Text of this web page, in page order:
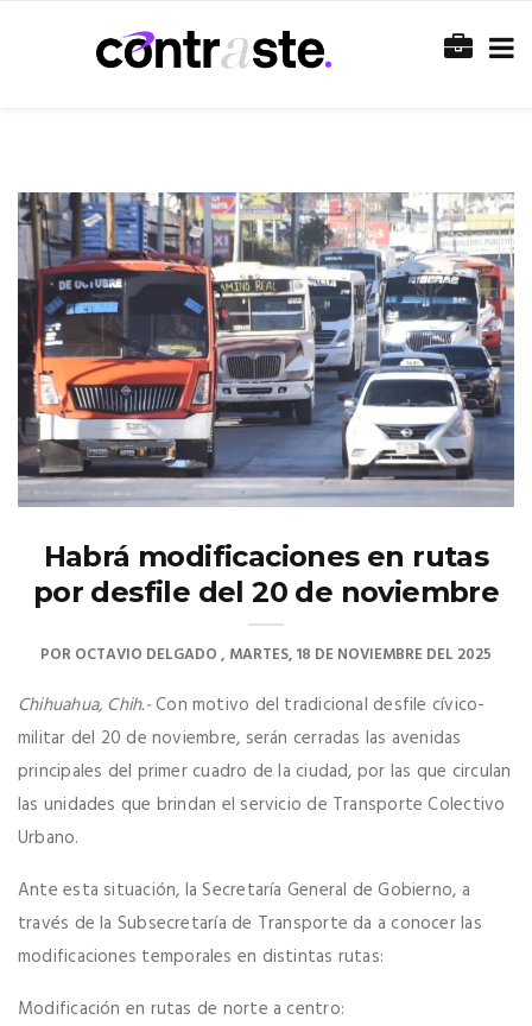
Habrá modificaciones en rutas
por desfile del 20 de noviembre
POROCTAVIO DELGADO MARTES, 18 DE NOVIEMBRE DEL 2025
Chihuahua, Chih.-Con motivo del tradicional desfile cívico-
militar del 20 de noviembre, serán cerradas las avenidas
principales del primer cuadro de la ciudad, por las que circulan
las unidades que brindan el servicio de Transporte Colectivo
Urbano.
Ante esta situación, la Secretaría General de Gobierno, a
través de la Subsecretaría de Transporte da a conocer las
modificaciones temporales en distintas rutas:
Modificación en rutas de norte a centro: